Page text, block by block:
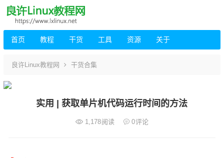
首页 教程 干货 工具 资源 关于
良许Linux教程网 干货合集
实用 | 获取单片机代码运行时间的方法
1,178阅读 0评论